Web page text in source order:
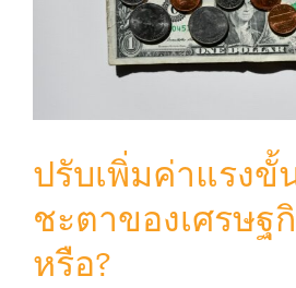
ปรับเพิ่มค่าแรงขั้
ชะตาของเศรษฐ
หรือ?